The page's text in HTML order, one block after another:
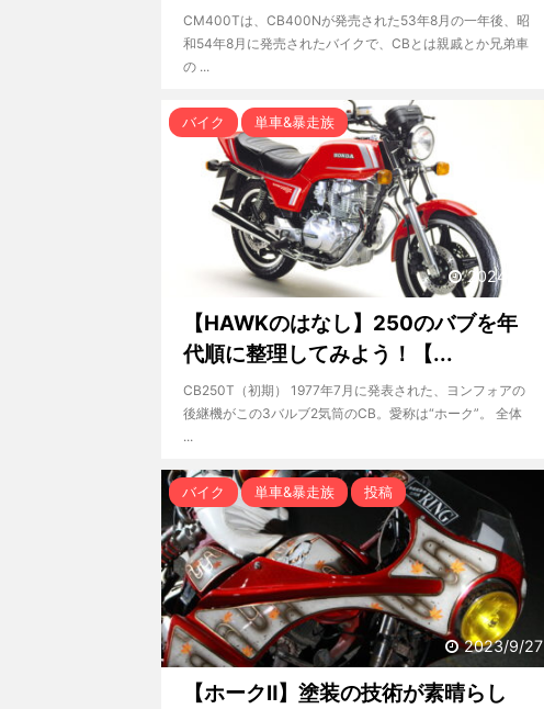
CM400Tは、CB400Nが発売された53年8月の一年後、昭
和54年8月に発売されたバイクで、CBとは親戚とか兄弟車
の ...
2024/1/14
バイク 単車&暴走族
【HAWKのはなし】250のバブを年
代順に整理してみよう！【...
CB250T（初期） 1977年7月に発表された、ヨンフォアの
後継機がこの3バルブ2気筒のCB。愛称は“ホーク”。 全体
...
2023/9/27
バイク 単車&暴走族 投稿
【ホークⅡ】塗装の技術が素晴らし